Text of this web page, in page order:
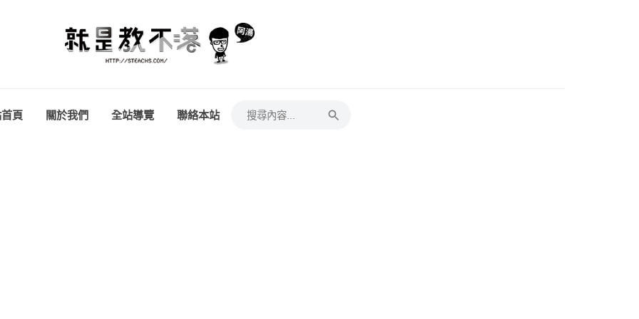
頁 關於我們 全站導覽 聯絡本站